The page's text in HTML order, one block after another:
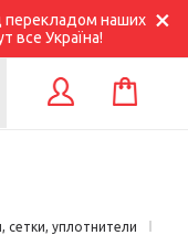
перекладом наших
все Україна!
КОРЗИНА
сетки, уплотнители